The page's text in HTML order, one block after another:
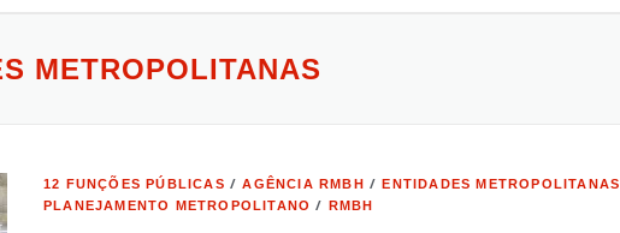
METROPOLITANAS
12 FUNÇÕES PÚBLICAS /AGÊNCIA RMBH /ENTIDADES METROPOLITANAS
PLANEJAMENTO METROPOLITANO / RMBH